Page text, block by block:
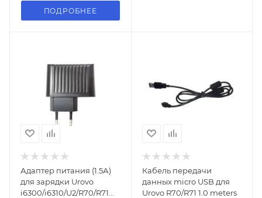
ПОДРОБНЕЕ
Адаптер питания (1.5А)
для зарядки Urovo
i6300/i6310/U2/R70/R71
Кабель передачи
данных micro USB для
Urovo R70/R71 1.0 meters